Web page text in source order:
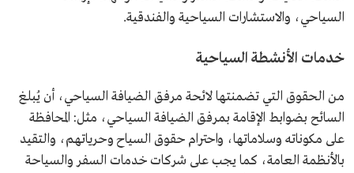
السياحي، والاستشارات السياحية والفندقية.
خدمات الأنشطة السياحية
من الحقوق التي تضمنتها لائحة مرفق الضيافة السياحي، أن يُبلغ
السائح بضوابط الإقامة بمرفق الضيافة السياحي، مثل: المحافظة
على مكوناته وسلاماتها، واحترام حقوق السياح وحرياتهم، والتقيد
بالأنظمة العامة، كما يجب على شركات خدمات السفر والسياحة